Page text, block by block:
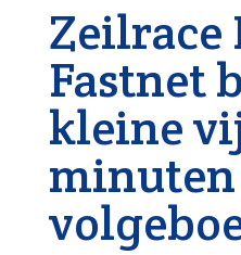
Zeilrace
Fastnet
kleine
minuten